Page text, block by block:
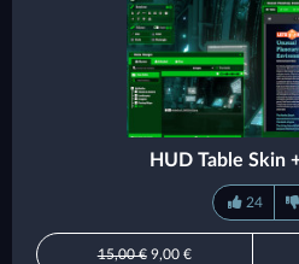
HUD Table Skin
24
15,00 €9,00 €